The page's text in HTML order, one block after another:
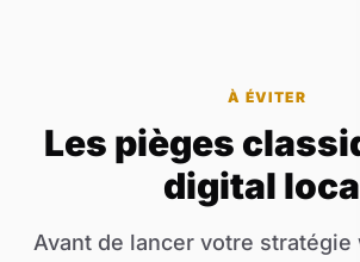
À ÉVITER
Les pièges
digital
Avant de lancer votre stratégie